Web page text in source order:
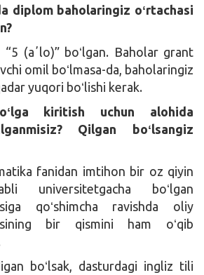
diplom baholaringiz oʻrtachasi
“5 (aʼlo)” boʻlgan. Baholar grant
omil boʻlmasa-da, baholaringiz
yuqori boʻlishi kerak.
kiritish uchun alohida
Qilgan boʻlsangiz
fanidan imtihon bir oz qiyin
universitetgacha boʻlgan
qoʻshimcha ravishda oliy
bir qismini ham oʻqib
boʻlsak, dasturdagi ingliz tili